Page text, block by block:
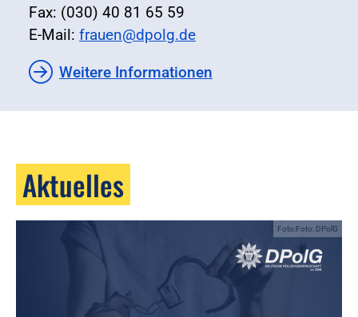
Fax: (030) 40 81 65 59
E-Mail: frauen@dpolg.de
Weitere Informationen
Aktuelles
Foto:Foto: DPolG